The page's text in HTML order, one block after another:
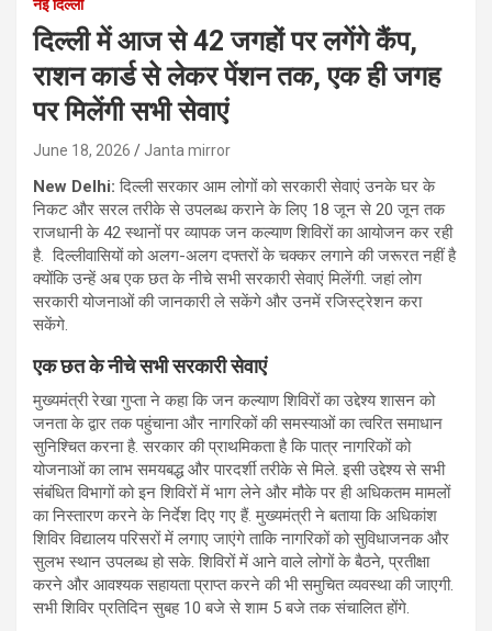
नई दिल्ली
दिल्ली में आज से 42 जगहों पर लगेंगे कैंप,
राशन कार्ड से लेकर पेंशन तक, एक ही जगह
पर मिलेंगी सभी सेवाएं
June 18, 2026 Janta mirror
New Delhi:दिल्ली सरकार आम लोगों को सरकारी सेवाएं उनके घर के
निकट और सरल तरीके से उपलब्ध कराने के लिए 18 जून से 20 जून तक
राजधानी के 42 स्थानों पर व्यापक जन कल्याण शिविरों का आयोजन कर रही
है. दिल्लीवासियों को अलग-अलग दफ्तरों के चक्कर लगाने की जरूरत नहीं है
क्योंकि उन्हें अब एक छत के नीचे सभी सरकारी सेवाएं मिलेंगी. जहां लोग
सरकारी योजनाओं की जानकारी ले सकेंगे और उनमें रजिस्ट्रेशन करा
सकेंगे.
एक छत के नीचे सभी सरकारी सेवाएं
मुख्यमंत्री रेखा गुप्ता ने कहा कि जन कल्याण शिविरों का उद्देश्य शासन को
जनता के द्वार तक पहुंचाना और नागरिकों की समस्याओं का त्वरित समाधान
सुनिश्चित करना है. सरकार की प्राथमिकता है कि पात्र नागरिकों को
योजनाओं का लाभ समयबद्ध और पारदर्शी तरीके से मिले. इसी उद्देश्य से सभी
संबंधित विभागों को इन शिविरों में भाग लेने और मौके पर ही अधिकतम मामलों
का निस्तारण करने के निर्देश दिए गए हैं. मुख्यमंत्री ने बताया कि अधिकांश
शिविर विद्यालय परिसरों में लगाए जाएंगे ताकि नागरिकों को सुविधाजनक और
सुलभ स्थान उपलब्ध हो सके. शिविरों में आने वाले लोगों के बैठने, प्रतीक्षा
करने और आवश्यक सहायता प्राप्त करने की भी समुचित व्यवस्था की जाएगी.
सभी शिविर प्रतिदिन सुबह 10 बजे से शाम 5 बजे तक संचालित होंगे.